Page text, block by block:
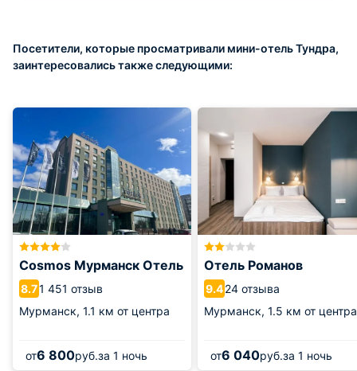
Посетители, которые просматривали мини-отель Тундра,
заинтересовались также следующими:
Cosmos Мурманск Отель
8.71 451 отзыв
Мурманск, 1.1 км от центра
от6 800руб.за 1 ночь
Отель Романов
9.424 отзыва
Мурманск, 1.5 км от центра
от6 040руб.за 1 ночь